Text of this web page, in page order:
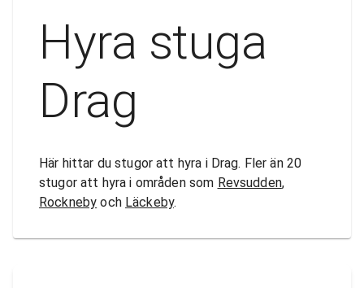
Hyra stuga
Drag
Här hittar du stugor att hyra i Drag. Fler än 20
stugor att hyra i områden som Revsudden,
Rockneby och Läckeby.